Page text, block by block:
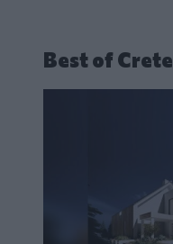
Best of Crete